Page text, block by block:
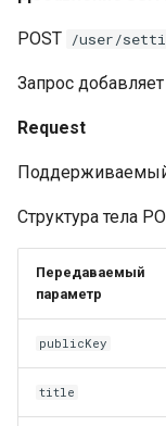
Cargo
Conda
Conan
StarVault
агентов
Окружения
Подмодули
Интеграция с
токена
POST /user/
Запрос добавляет
Request
Структура тела
Передаваемый
параметр
publicKey
title